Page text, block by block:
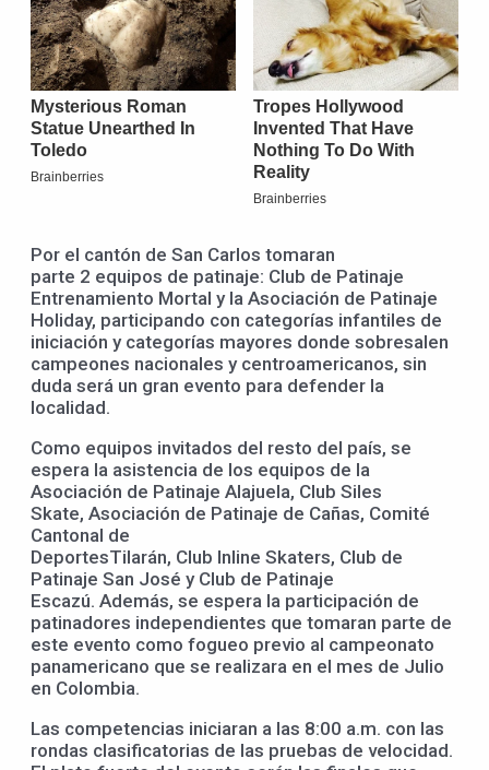
Por el cantón de San Carlos tomaran
parte 2 equipos de patinaje: Club de Patinaje
Entrenamiento Mortal y la Asociación de Patinaje
Holiday, participando con categorías infantiles de
iniciación y categorías mayores donde sobresalen
campeones nacionales y centroamericanos, sin
duda será un gran evento para defender la
localidad.
Como equipos invitados del resto del país, se
espera la asistencia de los equipos de la
Asociación de Patinaje Alajuela, Club Siles
Skate, Asociación de Patinaje de Cañas, Comité
Cantonal de
DeportesTilarán, Club Inline Skaters, Club de
Patinaje San José y Club de Patinaje
Escazú. Además, se espera la participación de
patinadores independientes que tomaran parte de
este evento como fogueo previo al campeonato
panamericano que se realizara en el mes de Julio
en Colombia.
Las competencias iniciaran a las 8:00 a.m. con las
rondas clasificatorias de las pruebas de velocidad.